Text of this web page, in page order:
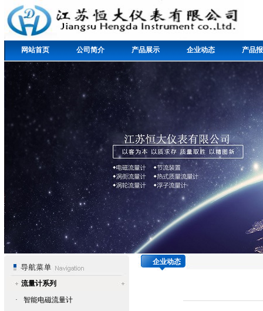
网站首页 公司简介 产品展示 企业动态 产品
流量计系列
·
智能电磁流量计
企业动态